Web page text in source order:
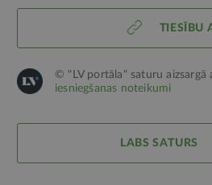
TIESĪBU
© "LV portāla" saturu aizsargā
iesniegšanas noteikumi
LABS SATURS